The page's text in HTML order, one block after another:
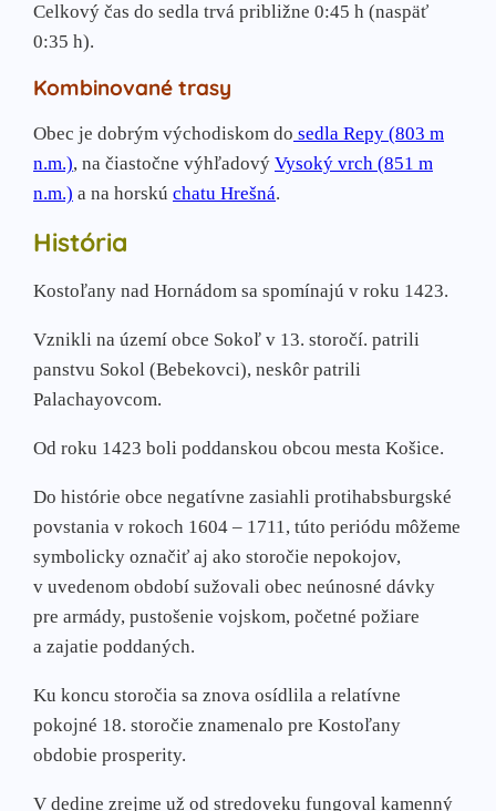
Celkový čas do sedla trvá približne 0:45 h (naspäť
0:35 h).
Kombinované trasy
Obec je dobrým východiskom do sedla Repy (803 m
n.m.), na čiastočne výhľadový Vysoký vrch (851 m
n.m.) a na horskú chatu Hrešná.
História
Kostoľany nad Hornádom sa spomínajú v roku 1423.
Vznikli na území obce Sokoľ v 13. storočí. patrili
panstvu Sokol (Bebekovci), neskôr patrili
Palachayovcom.
Od roku 1423 boli poddanskou obcou mesta Košice.
Do histórie obce negatívne zasiahli protihabsburgské
povstania v rokoch 1604 – 1711, túto periódu môžeme
symbolicky označiť aj ako storočie nepokojov,
v uvedenom období sužovali obec neúnosné dávky
pre armády, pustošenie vojskom, početné požiare
a zajatie poddaných.
Ku koncu storočia sa znova osídlila a relatívne
pokojné 18. storočie znamenalo pre Kostoľany
obdobie prosperity.
V dedine zrejme už od stredoveku fungoval kamenný